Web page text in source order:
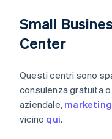
Small
Center
Questi centri sono
consulenza gratuita
aziendale, marketing
vicino qui.